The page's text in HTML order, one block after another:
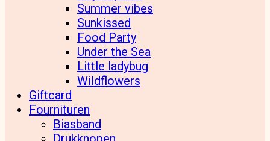
Summer vibes
Sunkissed
Food Party
Under the Sea
Little ladybug
Wildflowers
Giftcard
Fournituren
Biasband